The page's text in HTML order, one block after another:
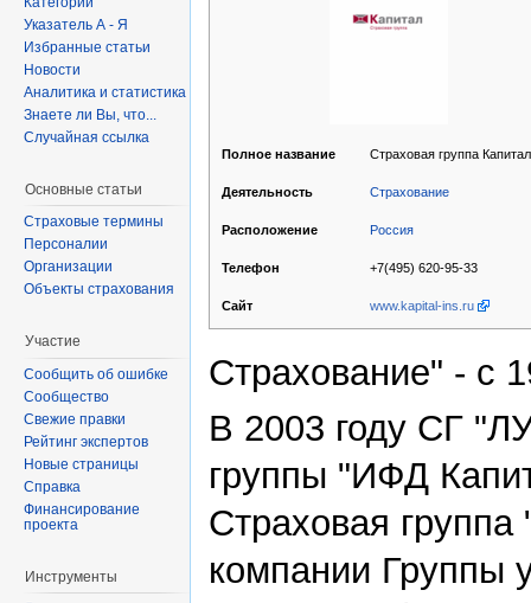
Полное название Страховая группа Капитал
Деятельность Страхование
Расположение Россия
Телефон +7(495) 620-95-33
Сайт www.kapital-ins.ru
Страхование" - с
В 2003 году СГ
группы "ИФД
Страховая
компании Группы
Указатель А - Я
Избранные статьи
Новости
Аналитика и статистика
Знаете ли Вы, что...
Случайная ссылка
Основные статьи
Страховые термины
Персоналии
Организации
Объекты страхования
Участие
Сообщить об ошибке
Сообщество
Свежие правки
Рейтинг экспертов
Новые страницы
Справка
Финансирование
проекта
Инструменты